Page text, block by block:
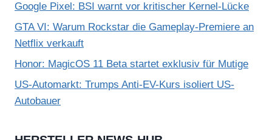
Google Pixel: BSI warnt vor kritischer Kernel-Lücke
GTA VI: Warum Rockstar die Gameplay-Premiere an
Netflix verkauft
Honor: MagicOS 11 Beta startet exklusiv für Mutige
US-Automarkt: Trumps Anti-EV-Kurs isoliert US-
Autobauer